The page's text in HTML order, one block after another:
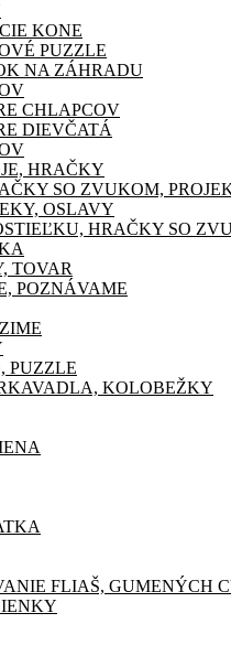
KONE
PUZZLE
NA ZÁHRADU
CHLAPCOV
DIEVČATÁ
HRAČKY
SO ZVUKOM,
OSLAVY
HRAČKY SO
TOVAR
POZNÁVAME
PUZZLE
KOLOBEŽKY
FLIAŠ, GUMENÝCH